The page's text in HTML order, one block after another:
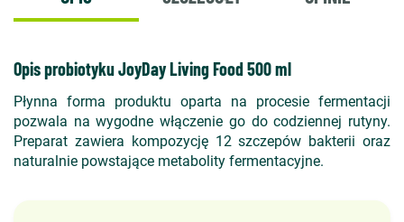
Opis probiotyku JoyDay Living Food 500 ml
Płynna forma produktu oparta na procesie fermentacji
pozwala na wygodne włączenie go do codziennej rutyny.
Preparat zawiera kompozycję 12 szczepów bakterii oraz
naturalnie powstające metabolity fermentacyjne.